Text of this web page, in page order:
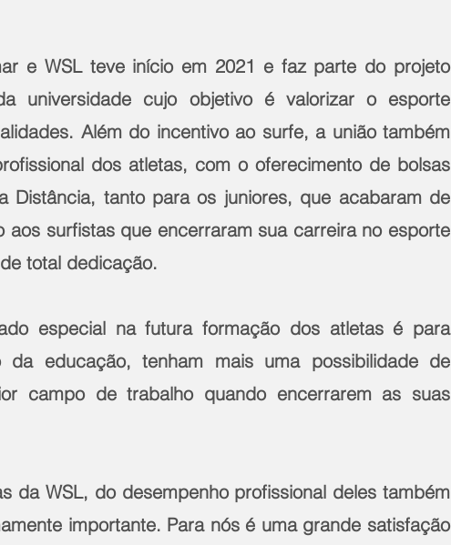
e WSL teve início em 2021 e faz parte do projeto
universidade cujo objetivo é valorizar o esporte
Além do incentivo ao surfe, a união também
dos atletas, com o oferecimento de bolsas
Distância, tanto para os juniores, que acabaram de
aos surfistas que encerraram sua carreira no esporte
total dedicação.
especial na futura formação dos atletas é para
educação, tenham mais uma possibilidade de
campo de trabalho quando encerrarem as suas
da WSL, do desempenho profissional deles também
importante. Para nós é uma grande satisfação